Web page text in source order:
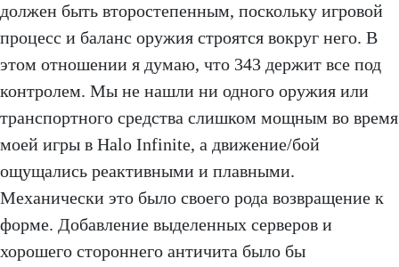
должен быть второстепенным, поскольку игровой
процесс и баланс оружия строятся вокруг него. В
этом отношении я думаю, что 343 держит все под
контролем. Мы не нашли ни одного оружия или
транспортного средства слишком мощным во время
моей игры в Halo Infinite, а движение/бой
ощущались реактивными и плавными.
Механически это было своего рода возвращение к
форме. Добавление выделенных серверов и
хорошего стороннего античита было бы